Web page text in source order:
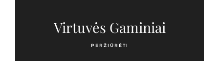
Virtuvės Gaminiai
PERŽIŪRĖTI
PERŽIŪRĖTI GAMINIUS